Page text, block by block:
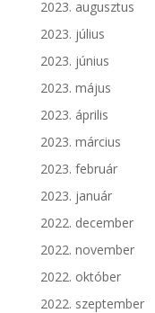
2023. augusztus
2023. július
2023. június
2023. május
2023. április
2023. március
2023. február
2023. január
2022. december
2022. november
2022. október
2022. szeptember